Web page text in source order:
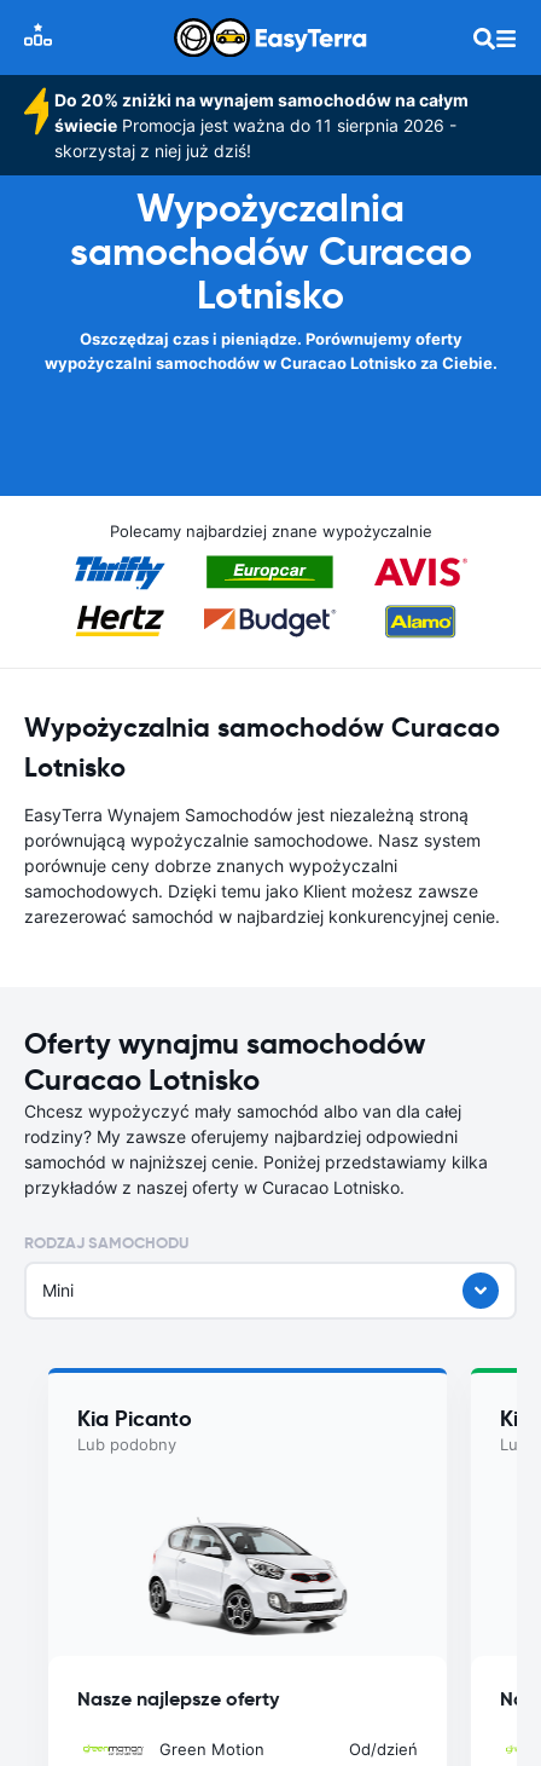
Do 20% zniżki na wynajem samochodów na całym
świeciePromocja jest ważna do 11 sierpnia 2026 -
skorzystaj z niej już dziś!
Wypożyczalnia
samochodów Curacao
Lotnisko
Oszczędzaj czas i pieniądze. Porównujemy oferty
wypożyczalni samochodów w Curacao Lotnisko za Ciebie.
Polecamy najbardziej znane wypożyczalnie
Wypożyczalnia samochodów Curacao
Lotnisko
EasyTerra Wynajem Samochodów jest niezależną stroną
porównującą wypożyczalnie samochodowe. Nasz system
porównuje ceny dobrze znanych wypożyczalni
samochodowych. Dzięki temu jako Klient możesz zawsze
zarezerować samochód w najbardziej konkurencyjnej cenie.
Oferty wynajmu samochodów
Curacao Lotnisko
Chcesz wypożyczyć mały samochód albo van dla całej
rodziny? My zawsze oferujemy najbardziej odpowiedni
samochód w najniższej cenie. Poniżej przedstawiamy kilka
przykładów z naszej oferty w Curacao Lotnisko.
RODZAJ SAMOCHODU
Mini
Kia Picanto
Lub podobny
Nasze najlepsze oferty
Green Motion Od/dzień
Kia
Lub